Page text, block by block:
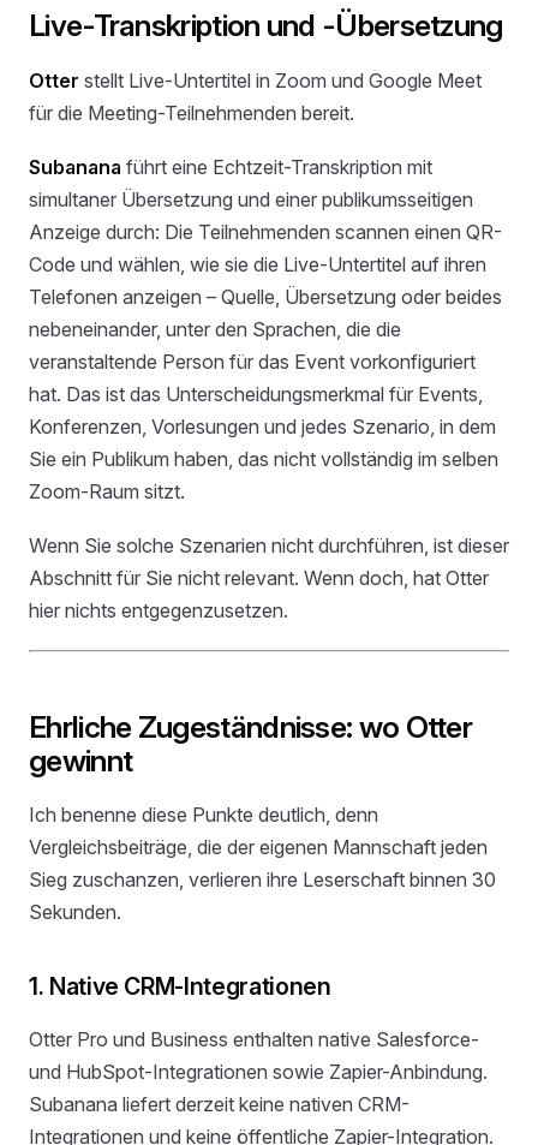
Live-Transkription und -Übersetzung
Otter stellt Live-Untertitel in Zoom und Google Meet
für die Meeting-Teilnehmenden bereit.
Subanana führt eine Echtzeit-Transkription mit
simultaner Übersetzung und einer publikumsseitigen
Anzeige durch: Die Teilnehmenden scannen einen QR-
Code und wählen, wie sie die Live-Untertitel auf ihren
Telefonen anzeigen – Quelle, Übersetzung oder beides
nebeneinander, unter den Sprachen, die die
veranstaltende Person für das Event vorkonfiguriert
hat. Das ist das Unterscheidungsmerkmal für Events,
Konferenzen, Vorlesungen und jedes Szenario, in dem
Sie ein Publikum haben, das nicht vollständig im selben
Zoom-Raum sitzt.
Wenn Sie solche Szenarien nicht durchführen, ist dieser
Abschnitt für Sie nicht relevant. Wenn doch, hat Otter
hier nichts entgegenzusetzen.
Ehrliche Zugeständnisse: wo Otter
gewinnt
Ich benenne diese Punkte deutlich, denn
Vergleichsbeiträge, die der eigenen Mannschaft jeden
Sieg zuschanzen, verlieren ihre Leserschaft binnen 30
Sekunden.
1. Native CRM-Integrationen
Otter Pro und Business enthalten native Salesforce-
und HubSpot-Integrationen sowie Zapier-Anbindung.
Subanana liefert derzeit keine nativen CRM-
Integrationen und keine öffentliche Zapier-Integration.